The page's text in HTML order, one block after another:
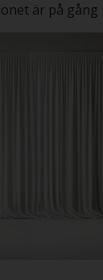
är på gång